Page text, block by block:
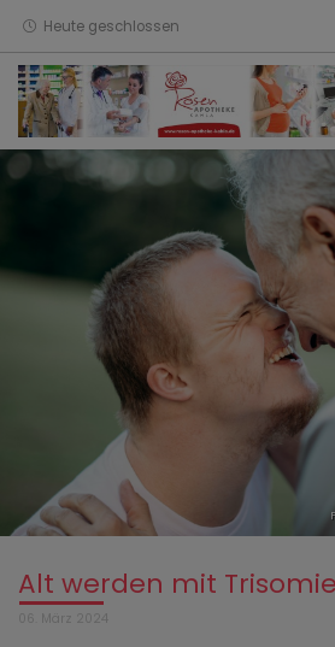
Heute geschlossen
Alt werden mit Trisomie
06. März 2024